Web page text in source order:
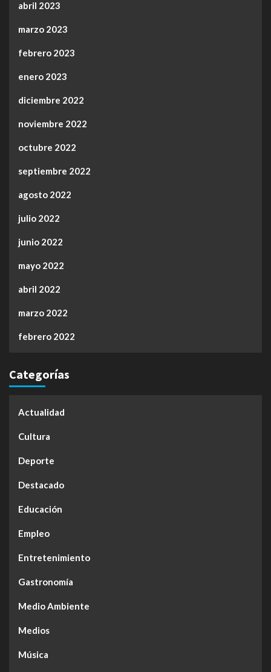
abril 2023
marzo 2023
febrero 2023
enero 2023
diciembre 2022
noviembre 2022
octubre 2022
septiembre 2022
agosto 2022
julio 2022
junio 2022
mayo 2022
abril 2022
marzo 2022
febrero 2022
Categorías
Actualidad
Cultura
Deporte
Destacado
Educación
Empleo
Entretenimiento
Gastronomía
Medio Ambiente
Medios
Música